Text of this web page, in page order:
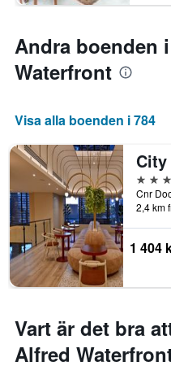
Andra boenden
Waterfront
Visa alla boenden i 784
4
2,4 km
1 404
Vart är det bra
Alfred